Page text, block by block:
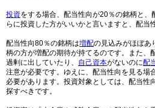
投資をする場合、配当性向が20％の銘柄と
らに投資した方がいいかと言いますと、配当
配当性向80％の銘柄は増配の見込みがほぼあ
柄の方が増配の期待が持てるのです。また、
過剰に出していたり、 自己資本がないのに配
注意が必要です。ゆえに、配当性向を見る場
必要があります。投資対象としては、配当性
探すべきです。